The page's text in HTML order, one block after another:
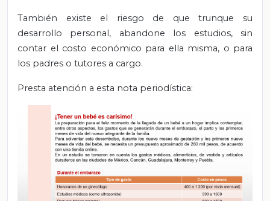
También existe el riesgo de que trunque su
desarrollo personal, abandone los estudios, sin
contar el costo económico para ella misma, o para
los padres o tutores a cargo.
Presta atención a esta nota periodística: